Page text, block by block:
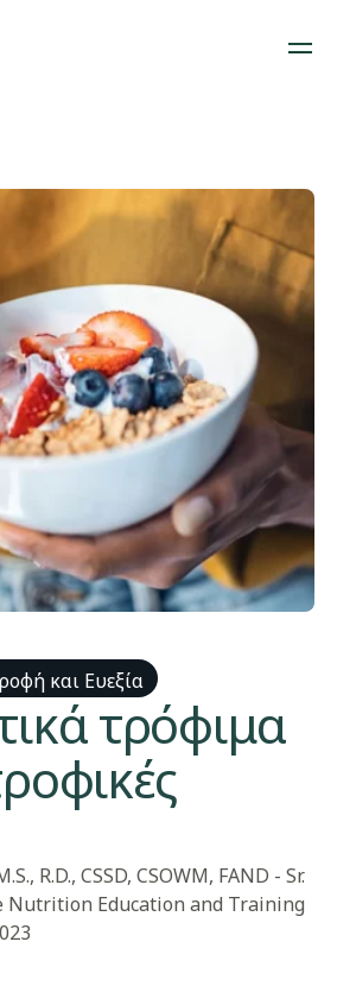
και Ευεξία
τρόφιμα
R.D., CSSD, CSOWM, FAND - Sr.
Nutrition Education and Training​